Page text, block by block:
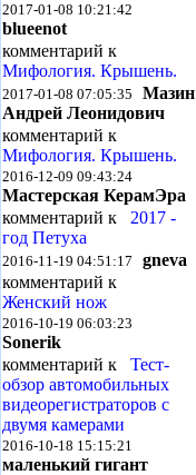
2017-01-08 10:21:42
blueenot
комментарий к
Мифология. Крышень.
2017-01-08 07:05:35 Мазин
Андрей Леонидович
комментарий к
Мифология. Крышень.
2016-12-09 09:43:24
Мастерская КерамЭра
комментарий к 2017 -
год Петуха
2016-11-19 04:51:17 gneva
комментарий к
Женский нож
2016-10-19 06:03:23
Sonerik
комментарий к Тест-
обзор автомобильных
видеорегистраторов с
двумя камерами
2016-10-18 15:15:21
маленький гигант